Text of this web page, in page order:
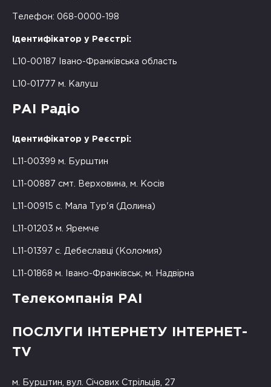
Телефон: 068-0000-198
Ідентифікатор у Реєстрі:
L10-00187 Івано-Франківська область
L10-01777 м. Калуш
РАІ Радіо
Ідентифікатор у Реєстрі:
L11-00399 м. Бурштин
L11-00887 смт. Верховина, м. Косів
L11-00915 с. Мала Тур'я (Долина)
L11-01203 м. Яремче
L11-01397 с. Дебеславці (Коломия)
L11-01868 м. Івано-Франківськ, м. Надвірна
Телекомпанія РАІ
ПОСЛУГИ ІНТЕРНЕТУ ІНТЕРНЕТ-
TV
м. Бурштин, вул. Січових Стрільців, 27